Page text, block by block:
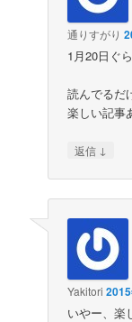
通りすがり
1月20日ぐ
読んでるだ
楽しい記事
返信 ↓
Yakitori
いやー、楽